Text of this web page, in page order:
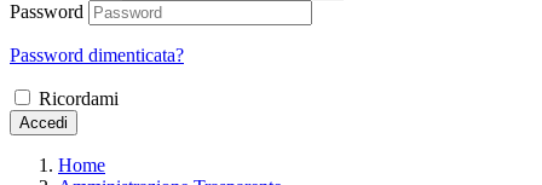
Password
Password dimenticata?
Ricordami
Accedi
Home